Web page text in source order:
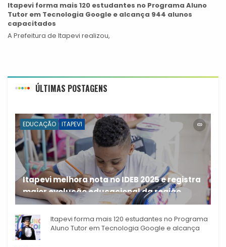
Itapevi forma mais 120 estudantes no Programa Aluno
Tutor em Tecnologia Google e alcança 944 alunos
capacitados
A Prefeitura de Itapevi realizou,
ÚLTIMAS POSTAGENS
EDUCAÇÃO ITAPEVI
Itapevi melhora nota no IDEB 2025 e registra
maior evolução educacional da região
A rede municipal de ensino
Itapevi forma mais 120 estudantes no Programa
Aluno Tutor em Tecnologia Google e alcança